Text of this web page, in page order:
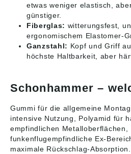
etwas weniger elastisch,
günstiger.
Fiberglas: witterungsfest,
ergonomischem Elastomer-
Ganzstahl: Kopf und Griff
höchste Haltbarkeit, aber
Schonhammer –
Gummi für die allgemeine
intensive Nutzung, Polyamid für
empfindlichen Metalloberflächen,
funkenflugempfindliche Ex-
maximale Rückschlag-